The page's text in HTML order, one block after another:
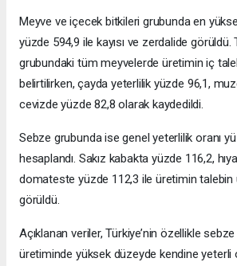
Meyve ve içecek bitkileri grubunda en
yüzde 594,9 ile kayısı ve zerdalide görüldü.
grubundaki tüm meyvelerde üretimin iç
belirtilirken, çayda yeterlilik yüzde 96,1,
cevizde yüzde 82,8 olarak kaydedildi.
Sebze grubunda ise genel yeterlilik oranı
hesaplandı. Sakız kabakta yüzde 116,2,
domateste yüzde 112,3 ile üretimin talebin
görüldü.
Açıklanan veriler, Türkiye’nin özellikle
üretiminde yüksek düzeyde kendine yeterli